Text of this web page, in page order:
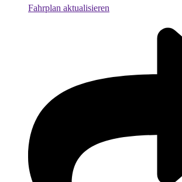
Fahrplan aktualisieren